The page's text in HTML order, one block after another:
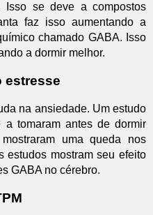
Isso se deve a compostos
faz isso aumentando a
chamado GABA. Isso
a dormir melhor.
estresse
na ansiedade. Um estudo
a tomaram antes de dormir
uma queda nos
estudos mostram seu efeito
GABA no cérebro.